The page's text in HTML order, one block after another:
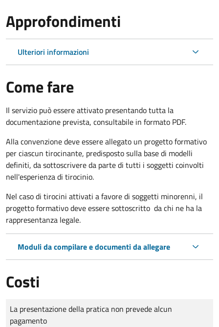
Approfondimenti
Ulteriori informazioni
Come fare
Il servizio può essere attivato presentando tutta la
documentazione prevista, consultabile in formato PDF.
Alla convenzione deve essere allegato un progetto formativo
per ciascun tirocinante, predisposto sulla base di modelli
definiti, da sottoscrivere da parte di tutti i soggetti coinvolti
nell'esperienza di tirocinio.
Nel caso di tirocini attivati a favore di soggetti minorenni, il
progetto formativo deve essere sottoscritto da chi ne ha la
rappresentanza legale.
Moduli da compilare e documenti da allegare
Costi
Tipo di pagamento
Importo
La presentazione della pratica non prevede alcun
pagamento